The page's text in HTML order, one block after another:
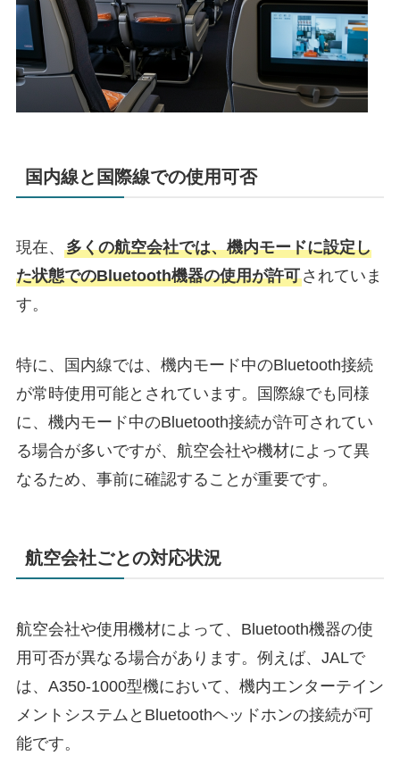
国内線と国際線での使用可否
現在、 多くの航空会社では、機内モードに設定し
た状態でのBluetooth機器の使用が許可されていま
す。​
特に、国内線では、機内モード中のBluetooth接続
が常時使用可能とされています。​国際線でも同様
に、機内モード中のBluetooth接続が許可されてい
る場合が多いですが、航空会社や機材によって異
なるため、事前に確認することが重要です。
航空会社ごとの対応状況
航空会社や使用機材によって、Bluetooth機器の使
用可否が異なる場合があります。​例えば、JALで
は、A350-1000型機において、機内エンターテイン
メントシステムとBluetoothヘッドホンの接続が可
能です。